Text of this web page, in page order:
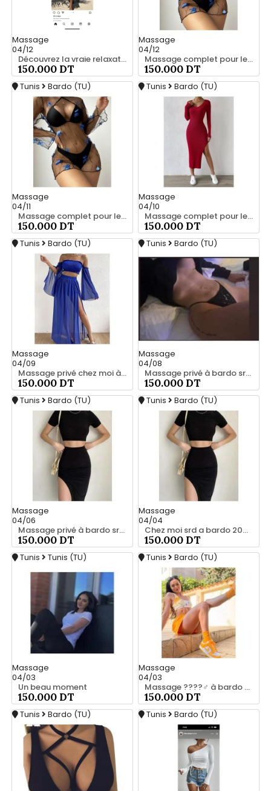
Massage
04/12
Découvrez la vraie relaxation pour les hommes srd à bardo srd 55066248
150.000 DT
Massage
04/12
Massage complet pour les hommes srd à bardo 55066248
150.000 DT
Tunis Bardo (TU)
Massage
04/11
Massage complet pour les hommes srd a bardo 55066248
150.000 DT
Tunis Bardo (TU)
Massage
04/10
Massage complet pour les hommes srd a bardo 20466285
150.000 DT
Tunis Bardo (TU)
Massage
04/09
Massage privé chez moi à bardo srd 55066248
150.000 DT
Tunis Bardo (TU)
Massage
04/08
Massage privé à bardo srd 20466285
150.000 DT
Tunis Bardo (TU)
Massage
04/06
Massage privé à bardo srd chez moi 55066248
150.000 DT
Tunis Bardo (TU)
Massage
04/04
Chez moi srd a bardo 20466285
150.000 DT
Tunis Tunis (TU)
Massage
04/03
Un beau moment
150.000 DT
Tunis Bardo (TU)
Massage
04/03
Massage ????‍♂️ à bardo srd 20466285
150.000 DT
Tunis Bardo (TU) Tunis Bardo (TU)